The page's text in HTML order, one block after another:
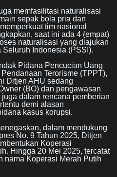
memfasilitasi naturalisasi
sepak bola pria dan
tim nasional
saat ini ada 4 (empat)
naturalisasi yang diajukan
Indonesia (PSSI).
Pidana Pencucian Uang
Terorisme (TPPT),
Ditjen AHU sedang
(BO) dan pengawasan
dalam rencana pemberian
demi alasan
kasus korupsi.
dalam mendukung
No. 9 Tahun 2025, Ditjen
Koperasi
Hingga 20 Mei 2025, tercatat
nama Koperasi Merah Putih